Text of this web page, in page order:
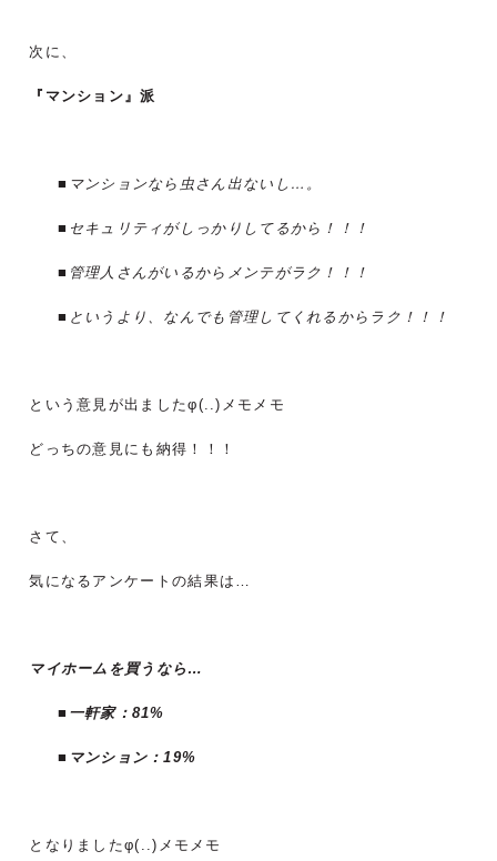
次に、
『マンション』派
■マンションなら虫さん出ないし…。
■セキュリティがしっかりしてるから！！！
■管理人さんがいるからメンテがラク！！！
■というより、なんでも管理してくれるからラク！！！
という意見が出ましたφ(..)メモメモ
どっちの意見にも納得！！！
さて、
気になるアンケートの結果は…
マイホームを買うなら…
■一軒家：81%
■マンション：19%
となりましたφ(..)メモメモ